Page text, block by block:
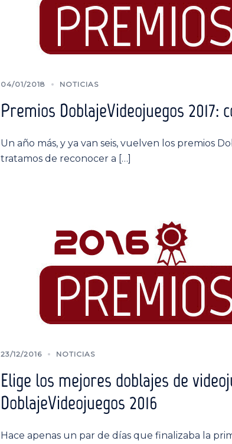
04/01/2018 NOTICIAS
Premios DoblajeVideojuegos
Un año más, y ya van seis, vuelven los premios
tratamos de reconocer a […]
23/12/2016 NOTICIAS
Elige los mejores doblajes de
DoblajeVideojuegos 2016
Hace apenas un par de días que finalizaba la